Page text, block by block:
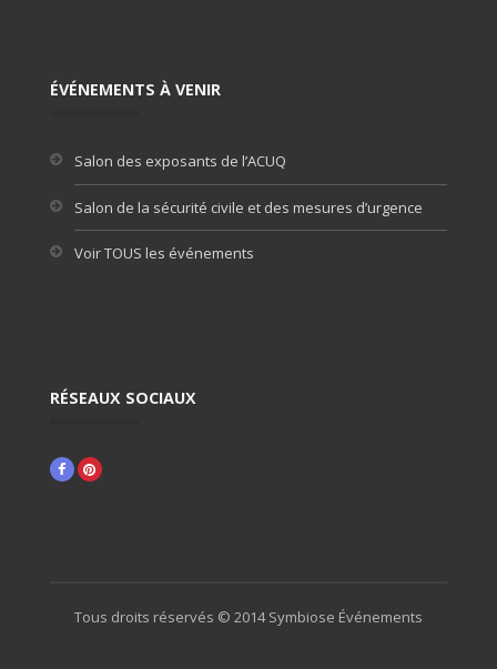
ÉVÉNEMENTS À VENIR
Salon des exposants de l’ACUQ
Salon de la sécurité civile et des mesures d’urgence
Voir TOUS les événements
RÉSEAUX SOCIAUX
FacebookPinterest
Tous droits réservés © 2014 Symbiose Événements